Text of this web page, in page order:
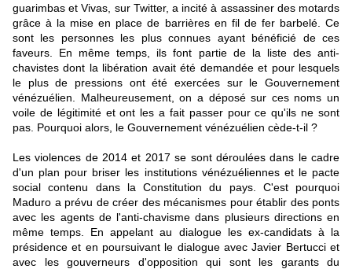
guarimbas et Vivas, sur Twitter, a incité à assassiner des motards
grâce à la mise en place de barrières en fil de fer barbelé. Ce
sont les personnes les plus connues ayant bénéficié de ces
faveurs. En même temps, ils font partie de la liste des anti-
chavistes dont la libération avait été demandée et pour lesquels
le plus de pressions ont été exercées sur le Gouvernement
vénézuélien. Malheureusement, on a déposé sur ces noms un
voile de légitimité et ont les a fait passer pour ce qu'ils ne sont
pas. Pourquoi alors, le Gouvernement vénézuélien cède-t-il ?
Les violences de 2014 et 2017 se sont déroulées dans le cadre
d'un plan pour briser les institutions vénézuéliennes et le pacte
social contenu dans la Constitution du pays. C'est pourquoi
Maduro a prévu de créer des mécanismes pour établir des ponts
avec les agents de l'anti-chavisme dans plusieurs directions en
même temps. En appelant au dialogue les ex-candidats à la
présidence et en poursuivant le dialogue avec Javier Bertucci et
avec les gouverneurs d'opposition qui sont les garants du